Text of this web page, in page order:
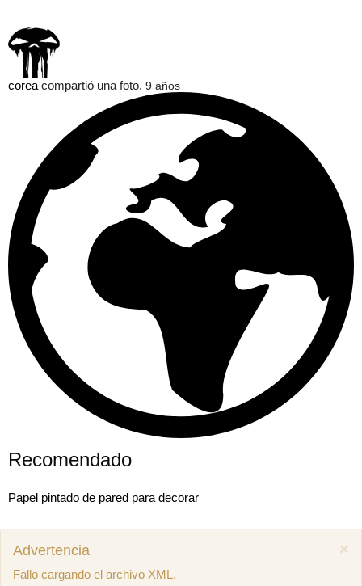
corea compartió una foto. 9 años
Recomendado
Papel pintado de pared para decorar
×
Advertencia
Fallo cargando el archivo XML.